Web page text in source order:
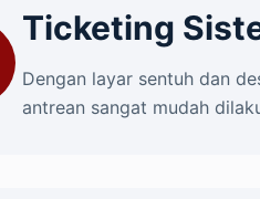
Ticketing
Dengan layar sentuh dan
antrean sangat mudah